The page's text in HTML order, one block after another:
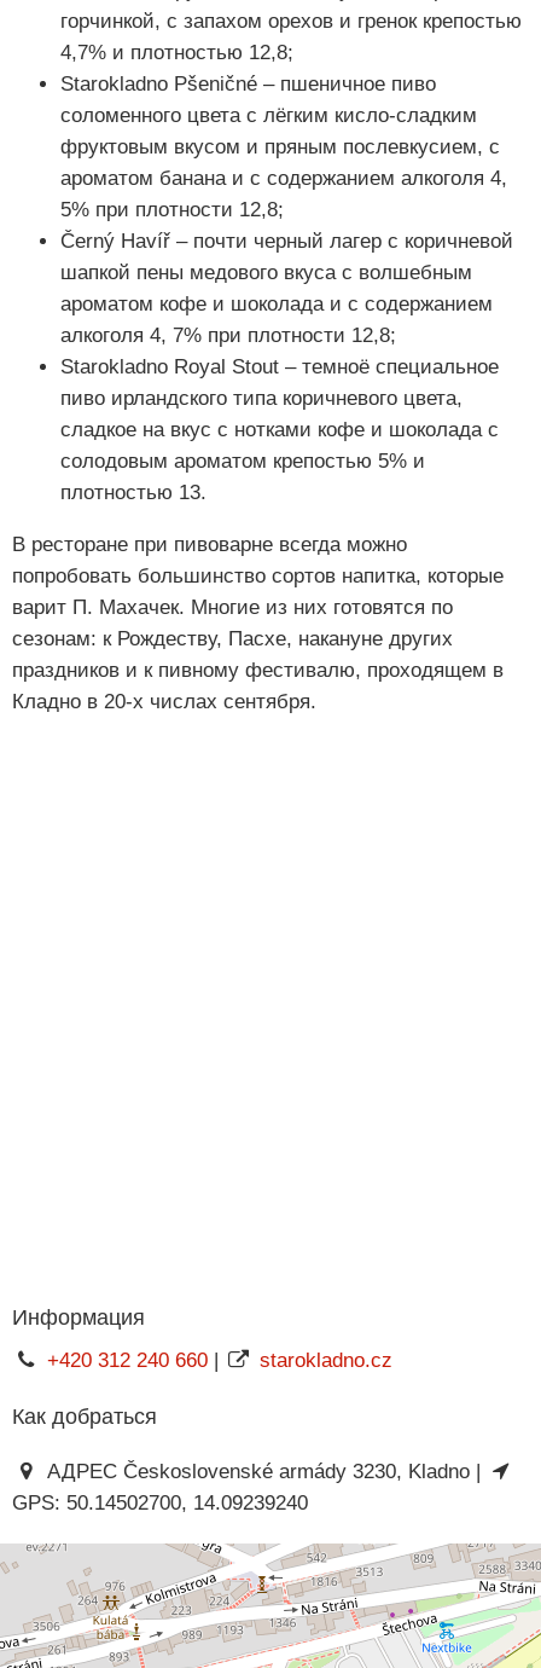
горчинкой, с запахом орехов и гренок крепостью
4,7% и плотностью 12,8;
Starokladno Pšeničné – пшеничное пиво
соломенного цвета с лёгким кисло-сладким
фруктовым вкусом и пряным послевкусием, с
ароматом банана и с содержанием алкоголя 4,
5% при плотности 12,8;
Černý Havíř – почти черный лагер с коричневой
шапкой пены медового вкуса с волшебным
ароматом кофе и шоколада и с содержанием
алкоголя 4, 7% при плотности 12,8;
Starokladno Royal Stout – темноё специальное
пиво ирландского типа коричневого цвета,
сладкое на вкус с нотками кофе и шоколада с
солодовым ароматом крепостью 5% и
плотностью 13.
В ресторане при пивоварне всегда можно
попробовать большинство сортов напитка, которые
варит П. Махачек. Многие из них готовятся по
сезонам: к Рождеству, Пасхе, накануне других
праздников и к пивному фестивалю, проходящем в
Кладно в 20-х числах сентября.
Информация
+420 312 240 660| starokladno.cz
Как добраться
АДРЕС Československé armády 3230, Kladno |
GPS: 50.14502700, 14.09239240